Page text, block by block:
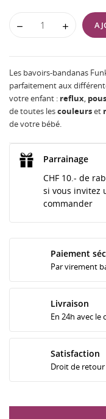
Les bavoirs-bandanas
parfaitement aux
votre enfant : reflux,
de toutes lescouleurset
de votre bébé.
Parrainage
CHF 10.- de
si vous invitez
commander
Paiement
Par virement
Livraison
En 24h avec le
Satisfaction
Droit de